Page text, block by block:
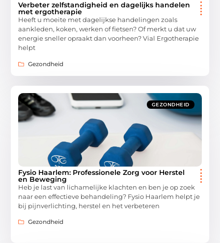
Verbeter zelfstandigheid en dagelijks handelen
met ergotherapie
Heeft u moeite met dagelijkse handelingen zoals
aankleden, koken, werken of fietsen? Of merkt u dat uw
energie sneller opraakt dan voorheen? Vial Ergotherapie
helpt
Gezondheid
GEZONDHEID
Fysio Haarlem: Professionele Zorg voor Herstel
en Beweging
Heb je last van lichamelijke klachten en ben je op zoek
naar een effectieve behandeling? Fysio Haarlem helpt je
bij pijnverlichting, herstel en het verbeteren
Gezondheid